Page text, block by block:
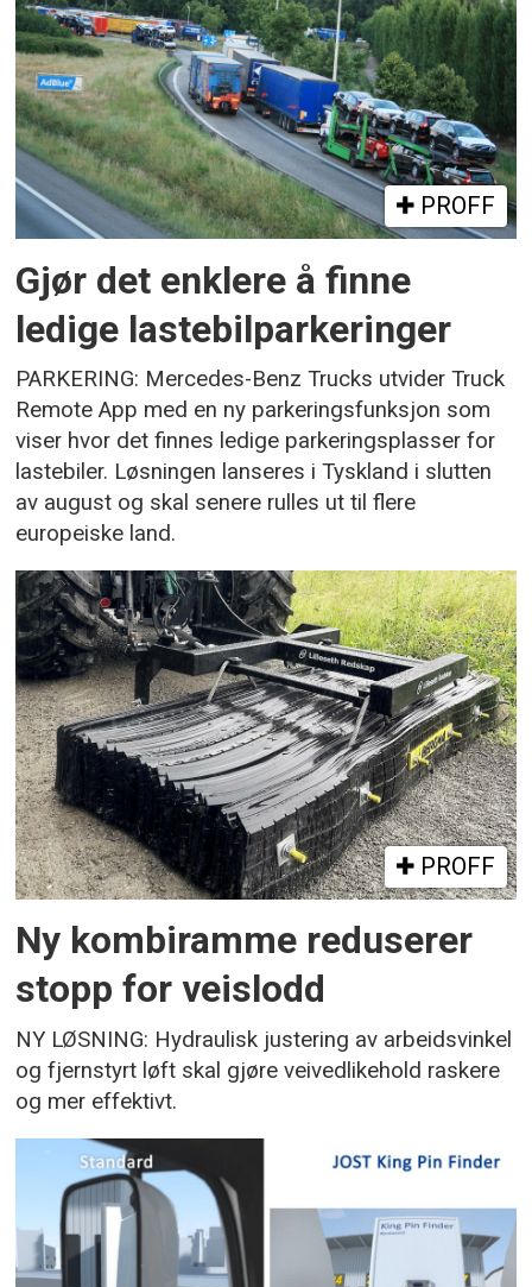
PROFF
Gjør det enklere å finne
ledige lastebilparkeringer
PARKERING: Mercedes-Benz Trucks utvider Truck
Remote App med en ny parkeringsfunksjon som
viser hvor det finnes ledige parkeringsplasser for
lastebiler. Løsningen lanseres i Tyskland i slutten
av august og skal senere rulles ut til flere
europeiske land.
PROFF
Ny kombiramme reduserer
stopp for veislodd
NY LØSNING: Hydraulisk justering av arbeidsvinkel
og fjernstyrt løft skal gjøre veivedlikehold raskere
og mer effektivt.